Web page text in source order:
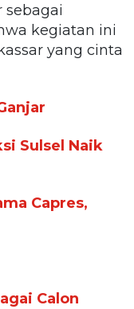
sebagai
kegiatan ini
yang cinta
Sulsel Naik
Capres,
Calon